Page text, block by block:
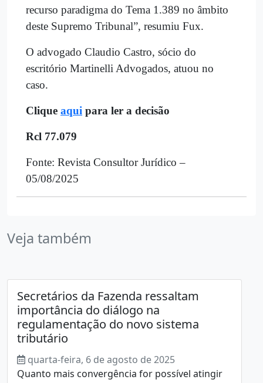
recurso paradigma do Tema 1.389 no âmbito
deste Supremo Tribunal”, resumiu Fux.
O advogado Claudio Castro, sócio do
escritório Martinelli Advogados, atuou no
caso.
Clique aqui para ler a decisão
Rcl 77.079
Fonte: Revista Consultor Jurídico –
05/08/2025
Veja também
Secretários da Fazenda ressaltam
importância do diálogo na
regulamentação do novo sistema
tributário
quarta-feira, 6 de agosto de 2025
Quanto mais convergência for possível atingir